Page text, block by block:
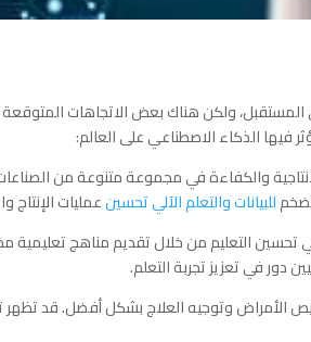
ولكن هناك بعض الاتجاهات
والكفاءة في مجموعة متنوعة من
للبيانات والتعلم الآلي تحسينعمليات الإنتاج
تحسين التعليم من خلال تقديم مناهج
دور في تعزيز تجربة التعلم.
وتوجيه العلاج بشكل أفضل. قد تظهر